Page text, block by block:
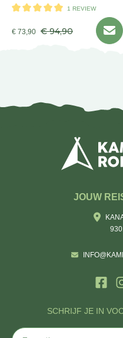
1 REVIEW
€ 73,90 € 94,90
SCHRIJF JE IN
E-mail
JOUW